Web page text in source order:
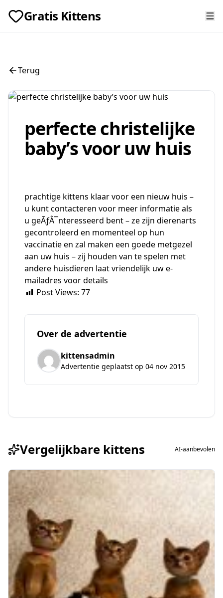
Gratis Kittens
Terug
perfecte christelijke
baby’s voor uw huis
prachtige kittens klaar voor een nieuw huis –
u kunt contacteren voor meer informatie als
u geÃƒÂ¯nteresseerd bent – ze zijn dierenarts
gecontroleerd en momenteel op hun
vaccinatie en zal maken een goede metgezel
aan uw huis – zij houden van te spelen met
andere huisdieren laat vriendelijk uw e-
mailadres voor details
Post Views: 77
Over de advertentie
kittensadmin
Advertentie geplaatst op 04 nov 2015
Vergelijkbare kittens AI-aanbevolen